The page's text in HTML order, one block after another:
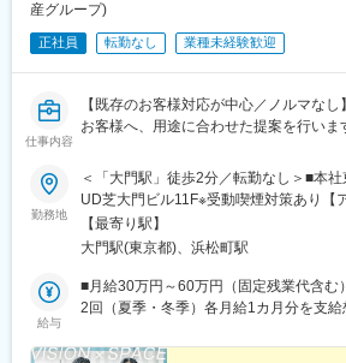
産グループ)
正社員 転勤なし 業種未経験歓迎
仕事内容
【既存のお客様対応が中心／ノルマな
お客様へ、用途に合わせた提案を行いま
勤務地
＜「大門駅」徒歩2分／転勤なし＞■本
UD芝大門ビル11F※受動喫煙対策あり【
駅」より徒歩2分各線「浜松町駅」より徒
【最寄り駅】
大門駅(東京都)、浜松町駅
給与
■月給30万円～60万円（固定残業代含
2回（夏季・冬季）各月給1カ月分を支
社員を対象に支給※固定残業代は時間外